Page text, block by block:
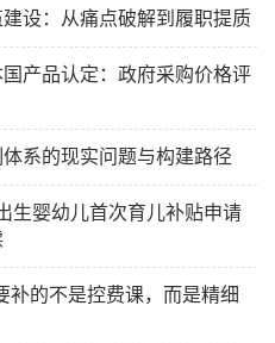
设：从痛点破解到履职提质
产品认定：政府采购价格评
系的现实问题与构建路径
生婴幼儿首次育儿补贴申请
补的不是控费课，而是精细